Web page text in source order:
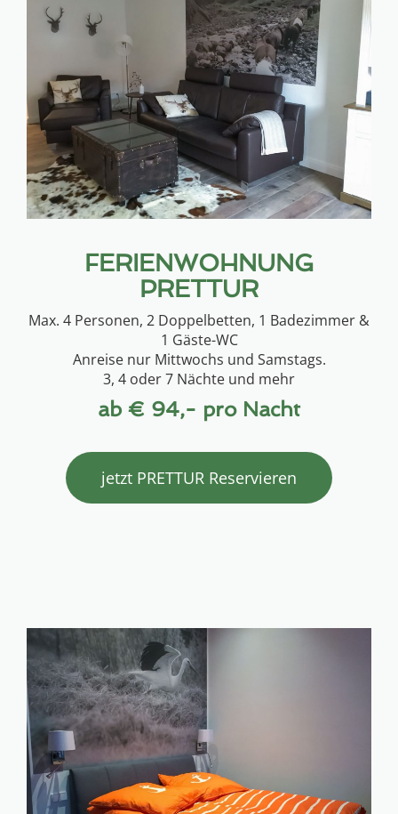
FERIENWOHNUNG
PRETTUR
Max. 4 Personen, 2 Doppelbetten, 1 Badezimmer &
1 Gäste-WC
Anreise nur Mittwochs und Samstags.
3, 4 oder 7 Nächte und mehr
ab € 94,- pro Nacht
jetzt PRETTUR Reservieren